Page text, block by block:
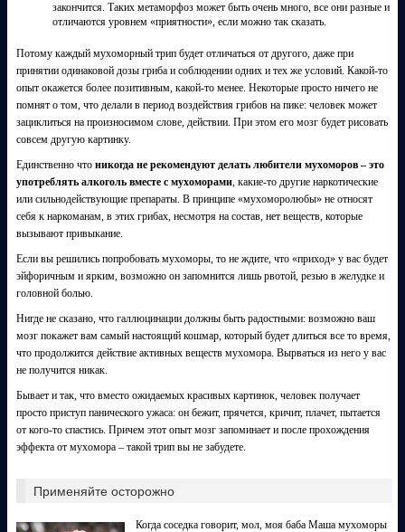
закончится. Таких метаморфоз может быть очень много, все они разные и
отличаются уровнем «приятности», если можно так сказать.
Потому каждый мухоморный трип будет отличаться от другого, даже при
принятии одинаковой дозы гриба и соблюдении одних и тех же условий. Какой-то
опыт окажется более позитивным, какой-то менее. Некоторые просто ничего не
помнят о том, что делали в период воздействия грибов на пике: человек может
зациклиться на произносимом слове, действии. При этом его мозг будет рисовать
совсем другую картинку.
Единственно что никогда не рекомендуют делать любители мухоморов – это
употреблять алкоголь вместе с мухоморами, какие-то другие наркотические
или сильнодействующие препараты. В принципе «мухоморолюбы» не относят
себя к наркоманам, в этих грибах, несмотря на состав, нет веществ, которые
вызывают привыкание.
Если вы решились попробовать мухоморы, то не ждите, что «приход» у вас будет
эйфоричным и ярким, возможно он запомнится лишь рвотой, резью в желудке и
головной болью.
Нигде не сказано, что галлюцинации должны быть радостными: возможно ваш
мозг покажет вам самый настоящий кошмар, который будет длиться все то время,
что продолжится действие активных веществ мухомора. Вырваться из него у вас
не получится никак.
Бывает и так, что вместо ожидаемых красивых картинок, человек получает
просто приступ панического ужаса: он бежит, прячется, кричит, плачет, пытается
от кого-то спастись. Причем этот опыт мозг запоминает и после прохождения
эффекта от мухомора – такой трип вы не забудете.
Применяйте осторожно
Когда соседка говорит, мол, моя баба Маша мухоморы